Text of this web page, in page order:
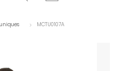
MCTU0107A